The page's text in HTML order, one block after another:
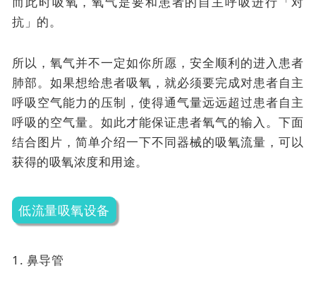
抗」的。
所以，氧气并不一定如你所愿，安全顺利的进入患者
肺部。如果想给患者吸氧，就必须要完成对患者自主
呼吸空气能力的压制，使得通气量远远超过患者自主
呼吸的空气量。如此才能保证患者氧气的输入。下面
结合图片，简单介绍一下不同器械的吸氧流量，可以
获得的吸氧浓度和用途。
低流量吸氧设备
1. 鼻导管